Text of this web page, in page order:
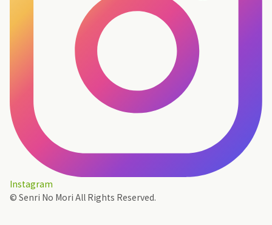
Instagram
© Senri No Mori All Rights Reserved.